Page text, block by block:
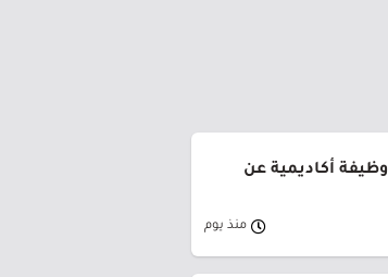
جامعة القصيم تعلن طرح 147 وظيفة أكاديمية عن
منذ يوم